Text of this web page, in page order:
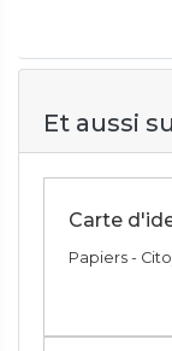
Et aussi
Carte
Papiers -